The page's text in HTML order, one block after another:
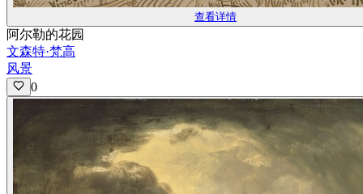
查看详情
阿尔勒的花园
文森特·梵高
风景
0